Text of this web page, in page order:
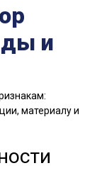
и
материалу и